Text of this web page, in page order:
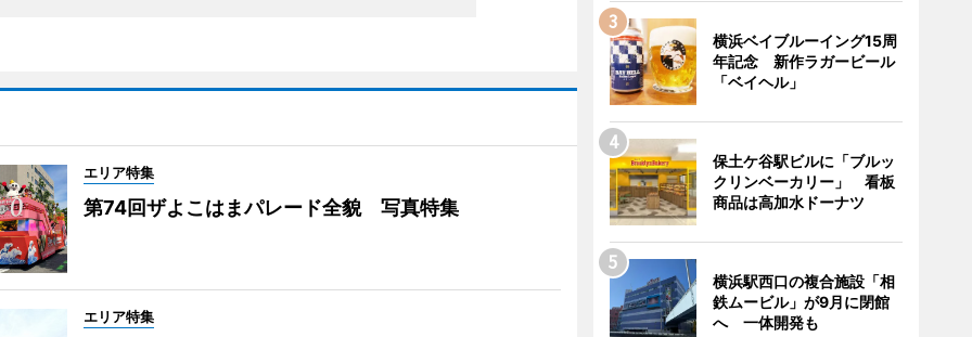
エリア特集
第74回ザよこはまパレード全貌 写真特集
エリア特集
横浜ベイブルーイング15周
年記念 新作ラガービール
「ベイヘル」
保土ケ谷駅ビルに「ブルッ
クリンベーカリー」 看板
商品は高加水ドーナツ
横浜駅西口の複合施設「相
鉄ムービル」が9月に閉館
へ 一体開発も